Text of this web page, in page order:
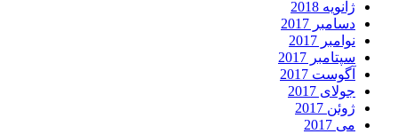
ژانویه 2018
دسامبر 2017
نوامبر 2017
سپتامبر 2017
آگوست 2017
جولای 2017
ژوئن 2017
می 2017